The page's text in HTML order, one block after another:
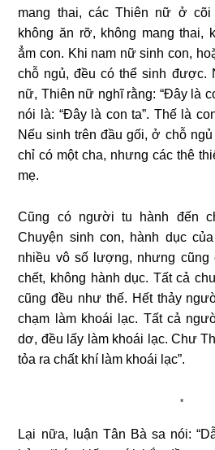
mang thai, các Thiên nữ ở
không ăn rỡ, không mang thai,
ẳm con. Khi nam nữ sinh con,
chỗ ngủ, đều có thể sinh được.
nữ, Thiên nữ nghĩ rằng: “Đây là
nói là: “Đây là con ta”. Thế là
Nếu sinh trên đầu gối, ở chỗ
chỉ có một cha, nhưng các thê
mẹ.
Cũng có người tu hành đến
Chuyện sinh con, hành dục
nhiều vô số lượng, nhưng
chết, không hành dục. Tất cả
cũng đều như thế. Hết thảy
chạm làm khoái lạc. Tất cả
dơ, đều lấy làm khoái lạc. Chư
tỏa ra chất khí làm khoái lạc”.
*
Lại nữa, luận Tân Bà sa nói: